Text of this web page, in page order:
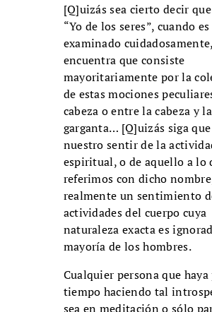
[Q]uizás sea cierto decir
“Yo de los seres”, cuando es
examinado
encuentra que consiste
mayoritariamente por la
de estas mociones
cabeza o entre la cabeza y la
garganta… [Q]uizás siga que
nuestro sentir de la
espiritual, o de aquello a lo
referimos con dicho
realmente un sentimiento
actividades del cuerpo cuya
naturaleza exacta es
mayoría de los hombres.
Cualquier persona que haya
tiempo haciendo tal
sea en meditación o sólo